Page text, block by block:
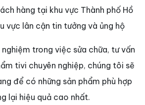
hàng tại khu vực Thành phố Hồ
vực lân cận tin tưởng và ủng hộ
nghiệm trong việc sửa chữa, tư vấn
tivi chuyên nghiệp, chúng tôi sẽ
để có những sản phẩm phù hợp
lại hiệu quả cao nhất.